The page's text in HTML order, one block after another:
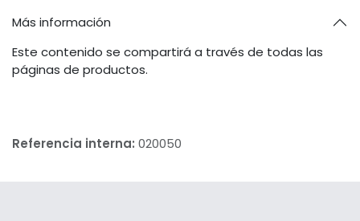
Más información
Este contenido se compartirá a través de todas las
páginas de productos.
Referencia interna: 020050